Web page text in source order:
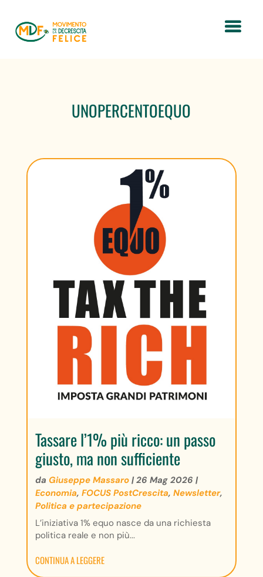
UNOPERCENTOEQUO
Tassare l’1% più ricco: un passo
giusto, ma non sufficiente
da Giuseppe Massaro|26 Mag 2026 |
Economia, FOCUS PostCrescita, Newsletter,
Politica e partecipazione
L’iniziativa 1% equo nasce da una richiesta
politica reale e non più...
CONTINUA A LEGGERE